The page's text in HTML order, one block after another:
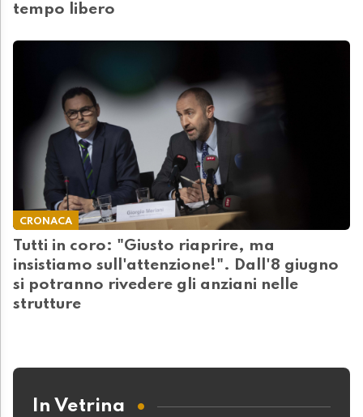
tempo libero
CRONACA
Tutti in coro: "Giusto riaprire, ma
insistiamo sull'attenzione!". Dall'8 giugno
si potranno rivedere gli anziani nelle
strutture
In Vetrina